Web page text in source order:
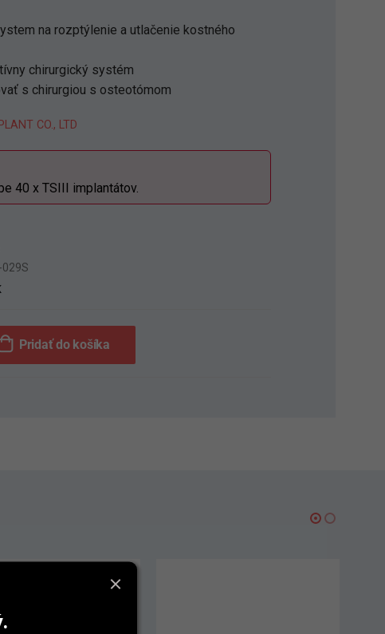
na rozptýlenie a utlačenie kostného
chirurgický systém
s chirurgiou s osteotómom
CO., LTD
40 x TSIII implantátov.
029S
Pridať do košíka